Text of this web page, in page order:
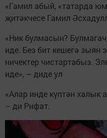
«Гамил абый, «татарда
җитәкчесе Гамил
«Ник булмасын?
иде. Без бит кешегә зыян
ничектер чистартабыз.
иде», – диде ул
«Алар инде күптән халык
– ди Рифат.